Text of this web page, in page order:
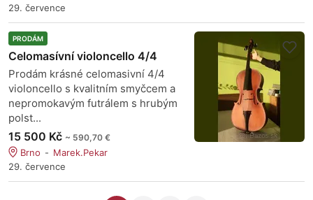
29. července
PRODÁM
Celomasívní violoncello 4/4
Prodám krásné celomasivní 4/4
violoncello s kvalitním smyčcem a
nepromokavým futrálem s hrubým
polst...
15 500 Kč ~ 590,70 €
Brno
Marek.Pekar
29. července